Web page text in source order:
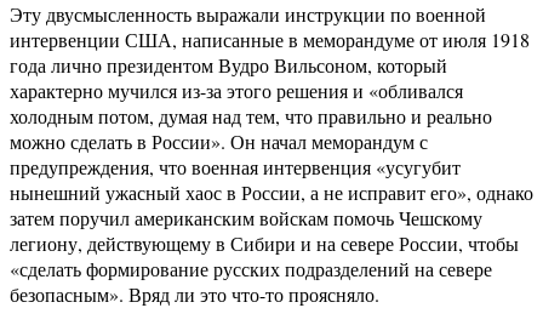
Эту двусмысленность выражали инструкции по военной
интервенции США, написанные в меморандуме от июля 1918
года лично президентом Вудро Вильсоном, который
характерно мучился из-за этого решения и «обливался
холодным потом, думая над тем, что правильно и реально
можно сделать в России». Он начал меморандум с
предупреждения, что военная интервенция «усугубит
нынешний ужасный хаос в России, а не исправит его», однако
затем поручил американским войскам помочь Чешскому
легиону, действующему в Сибири и на севере России, чтобы
«сделать формирование русских подразделений на севере
безопасным». Вряд ли это что-то проясняло.